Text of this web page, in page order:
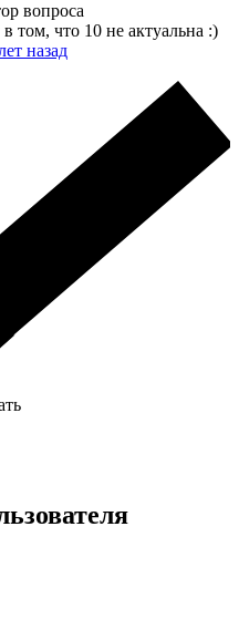
вопроса
том, что 10 не актуальна :)
назад